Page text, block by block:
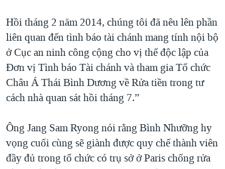
Hồi tháng 2 năm 2014, chúng tôi đã nêu lên phần
liên quan đến tình báo tài chánh mang tính nội bộ
ở Cục an ninh công cộng cho vị thế độc lập của
Đơn vị Tình báo Tài chánh và tham gia Tổ chức
Châu Á Thái Bình Dương về Rửa tiền trong tư
cách nhà quan sát hồi tháng 7.”
Ông Jang Sam Ryong nói rằng Bình Nhưỡng hy
vọng cuối cùng sẽ giành được quy chế thành viên
đầy đủ trong tổ chức có trụ sở ở Paris chống rửa